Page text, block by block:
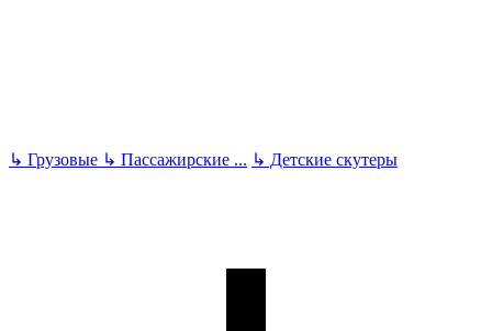
↳ Грузовые ↳ Пассажирские ... ↳ Детские скутеры